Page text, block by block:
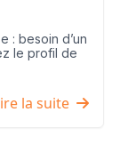
: besoin d’un
le profil de
la suite